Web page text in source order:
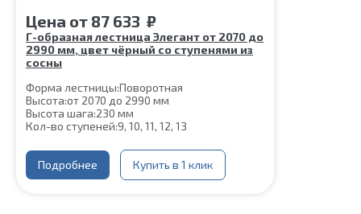
Цена от 87 633 ₽
Г-образная лестница Элегант от 2070 до
2990 мм, цвет чёрный со ступенями из
сосны
Форма лестницы:Поворотная
Высота:от 2070 до 2990 мм
Высота шага:230 мм
Кол-во ступеней:9, 10, 11, 12, 13
Глубина ступени:
300 мм
Материал каркаса:
Сталь
Конструкция:На двойном косоуре
Подробнее Купить в 1 клик